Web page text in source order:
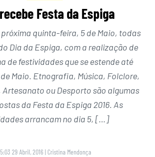
Festa da Espiga
próxima quinta-feira, 5 de Maio, todas
Dia da Espiga, com a realização de
de festividades que se estende até
Maio. Etnografia, Música, Folclore,
ou Desporto são algumas
da Festa da Espiga 2016. As
arrancam no dia 5, […]
29 Abril, 2016 | Cristina Mendonça